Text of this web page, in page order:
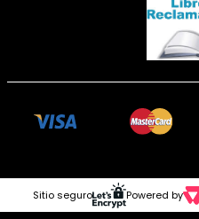
Sitio seguro Powered by